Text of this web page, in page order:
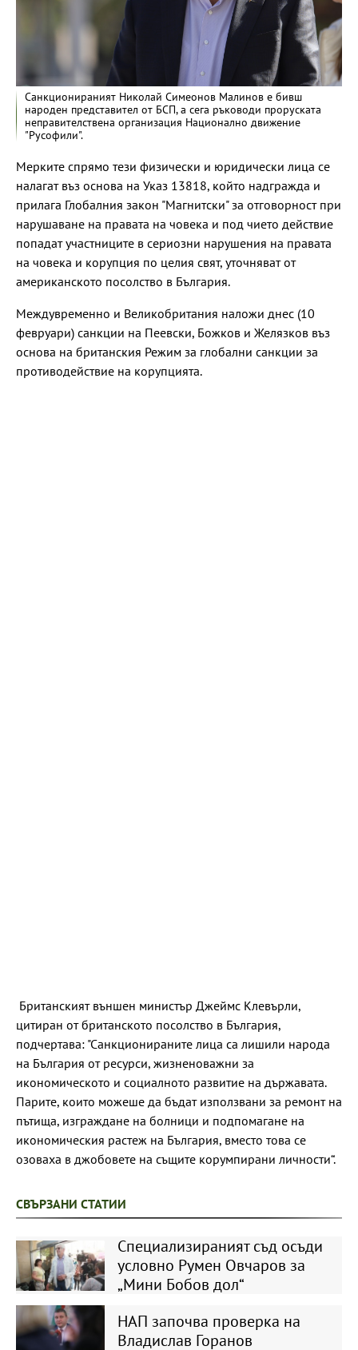
Санкционираният Николай Симеонов Малинов e бивш
народен представител от БСП, а сега ръководи проруската
неправителствена организация Национално движение
"Русофили".
Мерките спрямо тези физически и юридически лица се
налагат въз основа на Указ 13818, който надгражда и
прилага Глобалния закон "Магнитски" за отговорност при
нарушаване на правата на човека и под чието действие
попадат участниците в сериозни нарушения на правата
на човека и корупция по целия свят, уточняват от
американското посолство в България.
Междувременно и Великобритания наложи днес (10
февруари) санкции на Пеевски, Божков и Желязков въз
основа на британския Режим за глобални санкции за
противодействие на корупцията.
Британският външен министър Джеймс Клевърли,
цитиран от британското посолство в България,
подчертава: "Санкционираните лица са лишили народа
на България от ресурси, жизненоважни за
икономическото и социалното развитие на държавата.
Парите, които можеше да бъдат използвани за ремонт на
пътища, изграждане на болници и подпомагане на
икономическия растеж на България, вместо това се
озоваха в джобовете на същите корумпирани личности“.
СВЪРЗАНИ СТАТИИ
Специализираният съд осъди
условно Румен Овчаров за
„Мини Бобов дол“
НАП започва проверка на
Владислав Горанов